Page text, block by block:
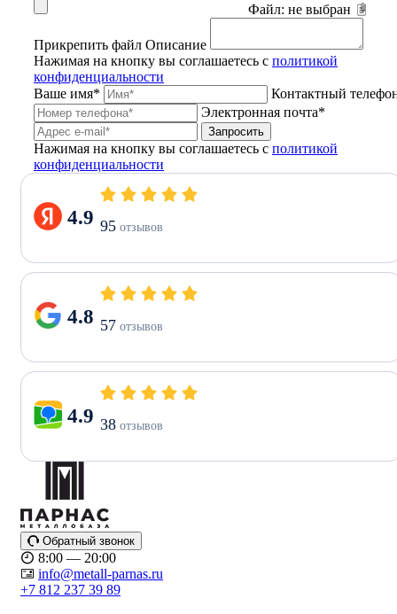
Файл: не выбран
Прикрепить файл Описание
Нажимая на кнопку вы соглашаетесь с политикой
конфиденциальности
Ваше имя*
Контактный
Электронная почта*
Запросить
Нажимая на кнопку вы соглашаетесь с политикой
конфиденциальности
4.9 95 отзывов
4.8 57 отзывов
4.9 38 отзывов
Обратный звонок
8:00 — 20:00
info@metall-parnas.ru
+7 812 237 39 89